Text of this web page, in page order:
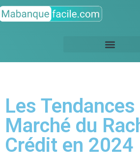
Les Tendances
Marché du
Crédit en 2024